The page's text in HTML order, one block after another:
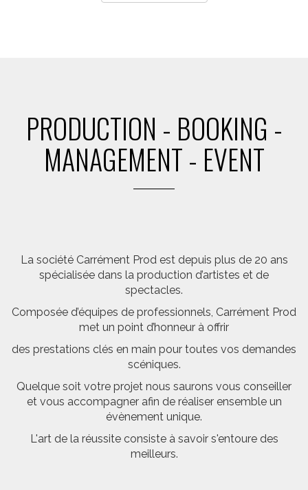
PRODUCTION - BOOKING -
MANAGEMENT - EVENT
La société Carrément Prod est depuis plus de 20 ans
spécialisée dans la production d’artistes et de
spectacles.
Composée d’équipes de professionnels, Carrément Prod
met un point d’honneur à offrir
des prestations clés en main pour toutes vos demandes
scéniques.
Quelque soit votre projet nous saurons vous conseiller
et vous accompagner afin de réaliser ensemble un
évènement unique.
L'art de la réussite consiste à savoir s'entoure des
meilleurs.